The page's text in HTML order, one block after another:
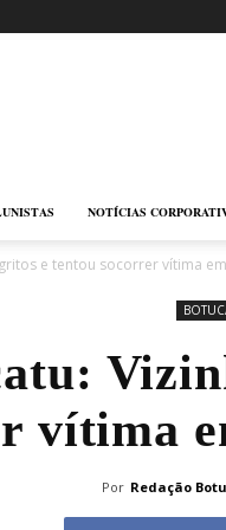
NOTÍCIAS
e tentou socorrer vítima
vítima
Por Redação